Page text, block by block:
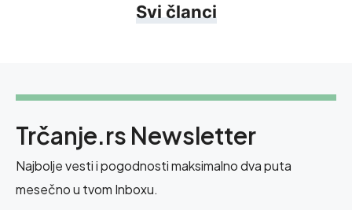
Svi članci
Trčanje.rs Newsletter
Najbolje vesti i pogodnosti maksimalno dva puta
mesečno u tvom Inboxu.